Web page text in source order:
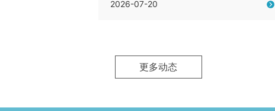
2026-07-20
更多动态